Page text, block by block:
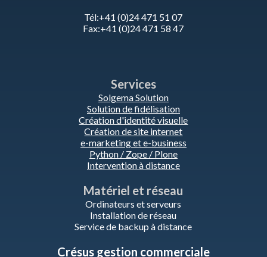
Tél:+41 (0)24 471 51 07
Fax:+41 (0)24 471 58 47
Services
Solgema Solution
Solution de fidélisation
Création d'identité visuelle
Création de site internet
e-marketing et e-business
Python / Zope / Plone
Intervention à distance
Matériel et réseau
Ordinateurs et serveurs
Installation de réseau
Service de backup à distance
Crésus gestion commerciale